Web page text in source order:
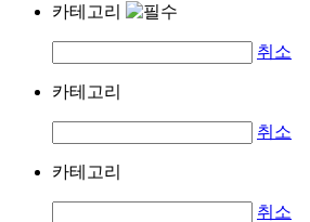
카테고리
취소
카테고리
취소
카테고리
취소